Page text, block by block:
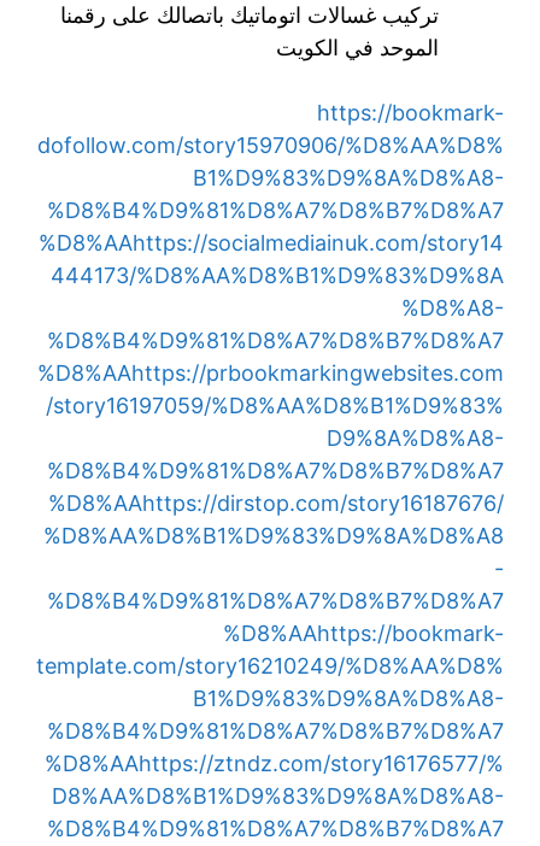
تركيب غسالات اتوماتيك باتصالك على رقمنا
الموحد في الكويت
https://bookmark-
dofollow.com/story15970906/%D8%AA%D8%
B1%D9%83%D9%8A%D8%A8-
%D8%B4%D9%81%D8%A7%D8%B7%D8%A7
%D8%AAhttps://socialmediainuk.com/story14
444173/%D8%AA%D8%B1%D9%83%D9%8A
%D8%A8-
%D8%B4%D9%81%D8%A7%D8%B7%D8%A7
%D8%AAhttps://prbookmarkingwebsites.com
/story16197059/%D8%AA%D8%B1%D9%83%
D9%8A%D8%A8-
%D8%B4%D9%81%D8%A7%D8%B7%D8%A7
%D8%AAhttps://dirstop.com/story16187676/
%D8%AA%D8%B1%D9%83%D9%8A%D8%A8
-
%D8%B4%D9%81%D8%A7%D8%B7%D8%A7
%D8%AAhttps://bookmark-
template.com/story16210249/%D8%AA%D8%
B1%D9%83%D9%8A%D8%A8-
%D8%B4%D9%81%D8%A7%D8%B7%D8%A7
%D8%AAhttps://ztndz.com/story16176577/%
D8%AA%D8%B1%D9%83%D9%8A%D8%A8-
%D8%B4%D9%81%D8%A7%D8%B7%D8%A7